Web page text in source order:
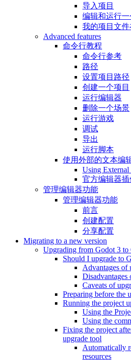
导入项目
编辑和运行一
我的项目文件
Advanced features
命令行教程
命令行参考
路径
设置项目路径
创建一个项目
运行编辑器
删除一个场景
运行游戏
调试
导出
运行脚本
使用外部的文本编
Using
官方编辑器插
管理编辑器功能
管理编辑器功能
前言
创建配置
分享配置
Migrating to a new version
Upgrading from Godot 3 to
Should I upgrade to
Advantages of
Disadvantages
Caveats of
Preparing before the
Running the project
Using the
Using the
Fixing the project
upgrade tool
Automatically
resources